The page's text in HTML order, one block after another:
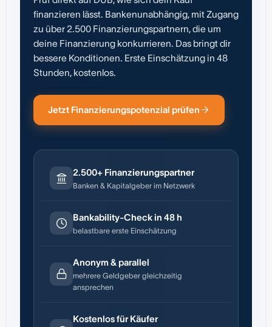
finanzieren lässt. Bankenunabhängig, mit Zugang
zu über 2.500 Finanzierungspartnern, die um
deine Finanzierung konkurrieren. Das bringt dir
bessere Konditionen. Erste Einschätzung in 48
Stunden, kostenlos.
Jetzt Finanzierungspotenzial prüfen
2.500+ Finanzierungspartner
Banken & Kapitalgeber im Netzwerk
Bankability-Check in 48 h
belastbare erste Einschätzung
Anonym & parallel
mehrere Geldgeber gleichzeitig
ansprechen
Kostenlos für Käufer